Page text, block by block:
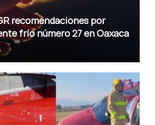
recomendaciones por
frío número 27 en Oaxaca